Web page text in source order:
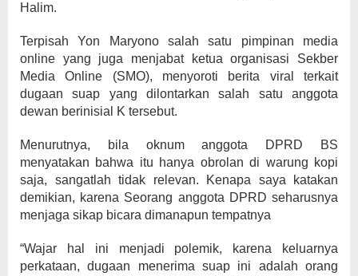
Halim.
Terpisah Yon Maryono salah satu pimpinan media
online yang juga menjabat ketua organisasi Sekber
Media Online (SMO), menyoroti berita viral terkait
dugaan suap yang dilontarkan salah satu anggota
dewan berinisial K tersebut.
Menurutnya, bila oknum anggota DPRD BS
menyatakan bahwa itu hanya obrolan di warung kopi
saja, sangatlah tidak relevan. Kenapa saya katakan
demikian, karena Seorang anggota DPRD seharusnya
menjaga sikap bicara dimanapun tempatnya
“Wajar hal ini menjadi polemik, karena keluarnya
perkataan, dugaan menerima suap ini adalah orang